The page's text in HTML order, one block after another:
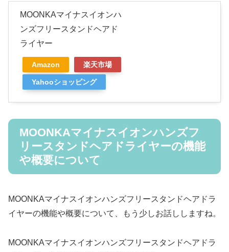
MOONKAマイナスイオンハ
ンズフリースタンドヘアド
ライヤー
Amazon 楽天市場
Yahooショッピング
MOONKAマイナスイオンハンズフ
リースタンドヘアドライヤーの機能
や概要について
MOONKAマイナスイオンハンズフリースタンドヘアドラ
イヤーの機能や概要について、もう少しお話ししますね。
MOONKAマイナスイオンハンズフリースタンドヘアドラ